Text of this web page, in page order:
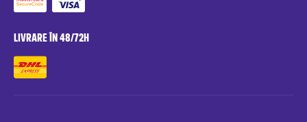
LIVRARE ÎN 48/72H